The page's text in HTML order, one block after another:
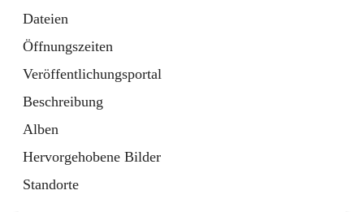
Dateien
Öffnungszeiten
Veröffentlichungsportal
Beschreibung
Alben
Hervorgehobene Bilder
Standorte